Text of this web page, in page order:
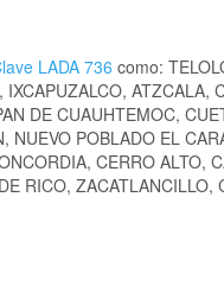
LADA 736 como:
ATZCALA,
DE CUAUHTEMOC,
POBLADO EL
CERRO ALTO,
RICO, ZACATLANCILLO,